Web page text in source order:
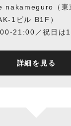
nakameguro（東
1ビル B1F）
21:00／祝日は
詳細を見る